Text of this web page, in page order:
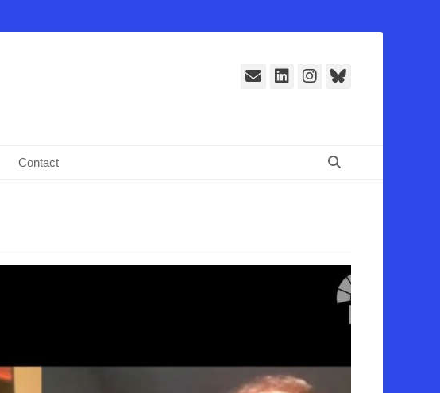
E-
LinkedIn
Instagram
Bluesky
Contact